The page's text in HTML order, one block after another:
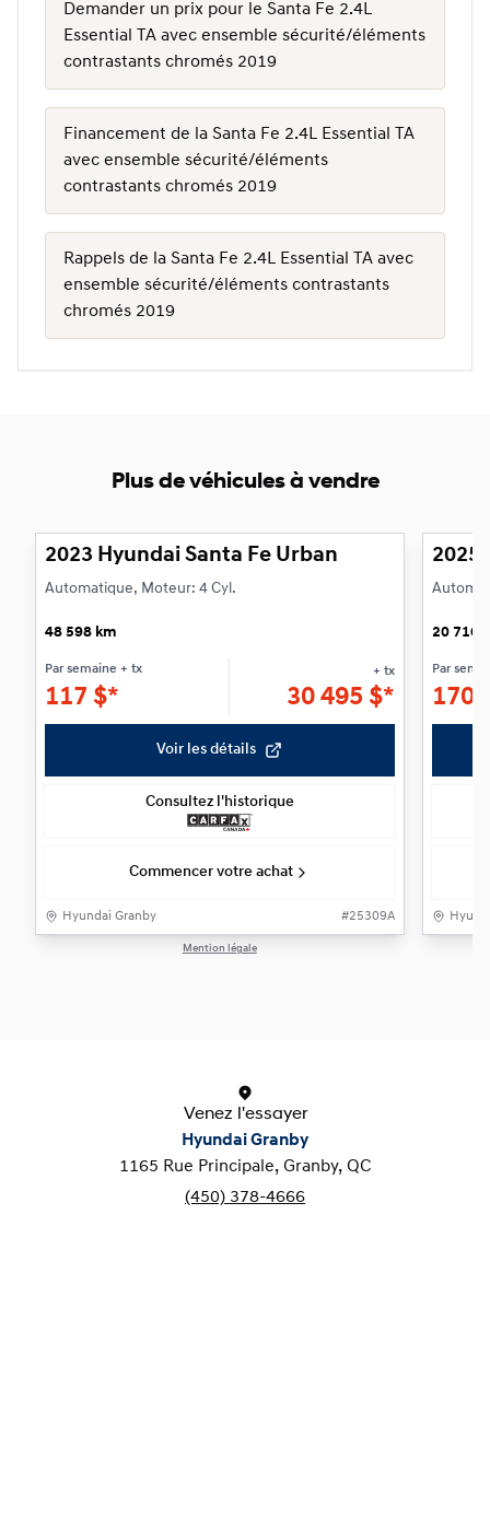
Demander un prix pour le Santa Fe 2.4L
Essential TA avec ensemble sécurité/éléments
contrastants chromés 2019
Financement de la Santa Fe 2.4L Essential TA
avec ensemble sécurité/éléments
contrastants chromés 2019
Rappels de la Santa Fe 2.4L Essential TA avec
ensemble sécurité/éléments contrastants
chromés 2019
Plus de véhicules à vendre
2023 Hyundai Santa Fe Urban
Automatique, Moteur: 4 Cyl.
48 598 km
Par semaine + tx
117 $*
+ tx
30 495 $*
Voir les détails
Consultez l'historique
Commencer votre achat
Hyundai Granby #25309A
Mention légale
2025
20 716
Par
170
Venez l'essayer
Hyundai Granby
1165 Rue Principale, Granby, QC
(450) 378-4666